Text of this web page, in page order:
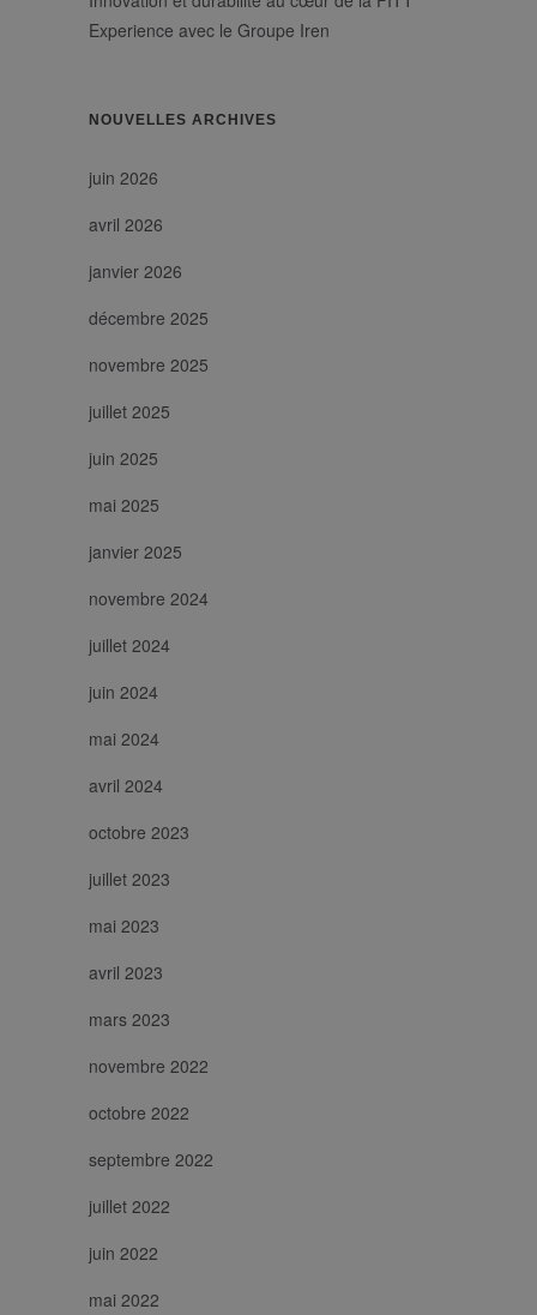
Experience avec le Groupe Iren
NOUVELLES ARCHIVES
juin 2026
avril 2026
janvier 2026
décembre 2025
novembre 2025
juillet 2025
juin 2025
mai 2025
janvier 2025
novembre 2024
juillet 2024
juin 2024
mai 2024
avril 2024
octobre 2023
juillet 2023
mai 2023
avril 2023
mars 2023
novembre 2022
octobre 2022
septembre 2022
juillet 2022
juin 2022
mai 2022
utenti unici